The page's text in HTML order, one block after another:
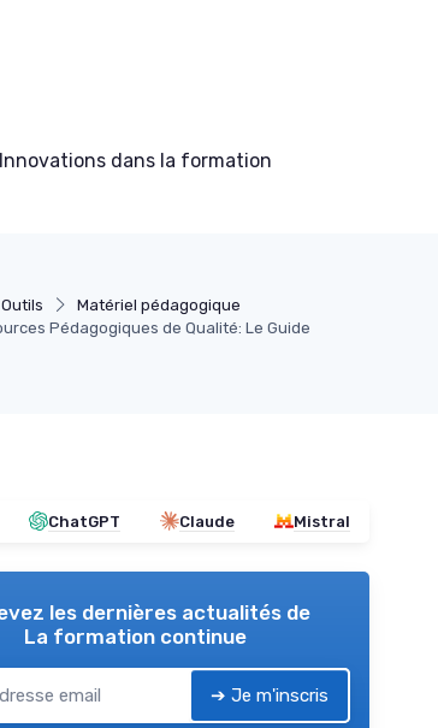
dans la formation
Matériel pédagogique
Pédagogiques de Qualité: Le Guide
ChatGPT Claude Mistral
les dernières actualités de
La formation continue
➔ Je m'inscris